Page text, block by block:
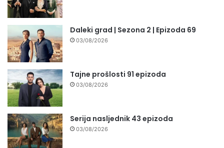
Daleki grad | Sezona 2 | Epizoda 69
03/08/2026
Tajne prošlosti 91 epizoda
03/08/2026
Serija nasljednik 43 epizoda
03/08/2026